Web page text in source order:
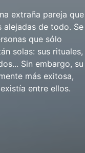
extraña pareja que
alejadas de todo. Se
que sólo
solas: sus rituales,
Sin embargo, su
más exitosa,
entre ellos.